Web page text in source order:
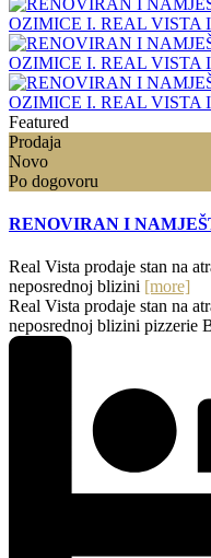
Featured
Prodaja
Novo
Po dogovoru
RENOVIRAN I
Real Vista prodaje stan na
neposrednoj blizini [more]
Real Vista prodaje stan na
neposrednoj blizini pizzerie